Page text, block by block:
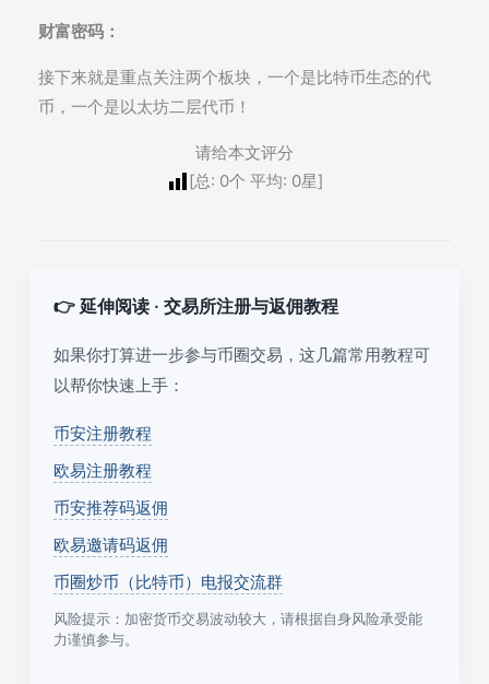
财富密码：
接下来就是重点关注两个板块，一个是比特币生态的代
币，一个是以太坊二层代币！
请给本文评分
[总: 0个 平均: 0星]
👉 延伸阅读 · 交易所注册与返佣教程
如果你打算进一步参与币圈交易，这几篇常用教程可
以帮你快速上手：
币安注册教程
欧易注册教程
币安推荐码返佣
欧易邀请码返佣
币圈炒币（比特币）电报交流群
风险提示：加密货币交易波动较大，请根据自身风险承受能
力谨慎参与。